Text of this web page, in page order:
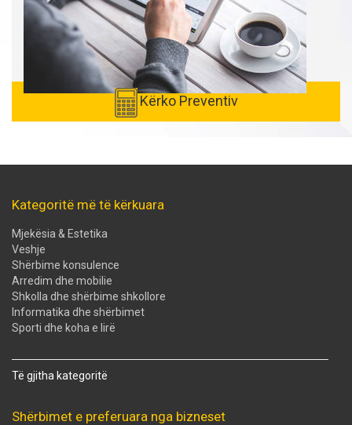
Kërko Preventiv
Kategoritë më të kërkuara
Mjekësia & Estetika
Veshje
Shërbime konsulence
Arredim dhe mobilie
Shkolla dhe shërbime shkollore
Informatika dhe shërbimet
Sporti dhe koha e lirë
Të gjitha kategoritë
Shërbimet e preferuara nga bizneset